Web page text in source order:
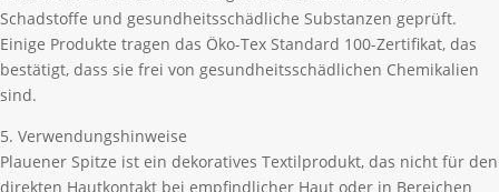
Schadstoffe und gesundheitsschädliche Substanzen geprüft.
Einige Produkte tragen das Öko-Tex Standard 100-Zertifikat, das
bestätigt, dass sie frei von gesundheitsschädlichen Chemikalien
sind.
5. Verwendungshinweise
Plauener Spitze ist ein dekoratives Textilprodukt, das nicht für den
direkten Hautkontakt bei empfindlicher Haut oder in Bereichen